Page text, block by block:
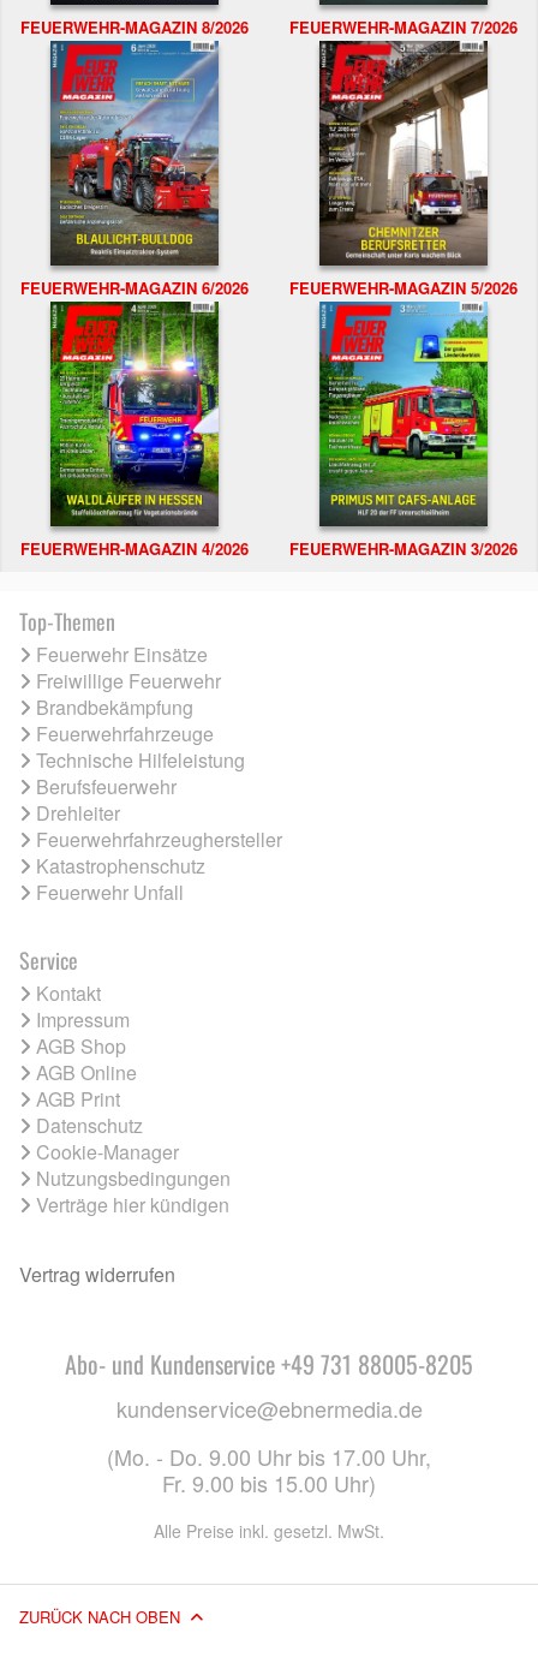
FEUERWEHR-MAGAZIN 8/2026 FEUERWEHR-MAGAZIN 7/2026
FEUERWEHR-MAGAZIN 6/2026 FEUERWEHR-MAGAZIN 5/2026
FEUERWEHR-MAGAZIN 4/2026 FEUERWEHR-MAGAZIN 3/2026
Top-Themen
Feuerwehr Einsätze
Freiwillige Feuerwehr
Brandbekämpfung
Feuerwehrfahrzeuge
Technische Hilfeleistung
Berufsfeuerwehr
Drehleiter
Feuerwehrfahrzeughersteller
Katastrophenschutz
Feuerwehr Unfall
Service
Kontakt
Impressum
AGB Shop
AGB Online
AGB Print
Datenschutz
Cookie-Manager
Nutzungsbedingungen
Verträge hier kündigen
Vertrag widerrufen
Abo- und Kundenservice +49 731 88005-8205
kundenservice@ebnermedia.de
(Mo. - Do. 9.00 Uhr bis 17.00 Uhr,
Fr. 9.00 bis 15.00 Uhr)
Alle Preise inkl. gesetzl. MwSt.
ZURÜCK NACH OBEN